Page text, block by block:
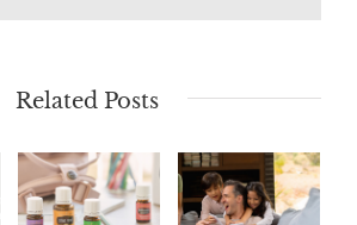
Related Posts